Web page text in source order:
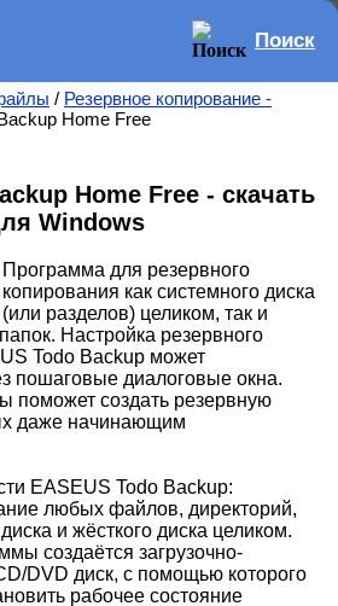
Поиск
/ Резервное копирование -
Home Free
Home Free - скачать
Windows
Программа для резервного
копирования как системного диска
(или разделов) целиком, так и
Настройка резервного
Todo Backup может
пошаговые диалоговые окна.
поможет создать резервную
даже начинающим
EASEUS Todo Backup:
любых файлов, директорий,
и жёсткого диска целиком.
создаётся загрузочно-
DVD диск, с помощью которого
рабочее состояние